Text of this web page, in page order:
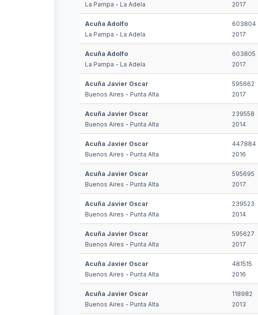
La Pampa - La Adela
2017
Acuña Adolfo
La Pampa - La Adela
603804
2017
Acuña Adolfo
La Pampa - La Adela
603805
2017
Acuña Javier Oscar
Buenos Aires - Punta Alta
595662
2017
Acuña Javier Oscar
Buenos Aires - Punta Alta
239558
2014
Acuña Javier Oscar
Buenos Aires - Punta Alta
447884
2016
Acuña Javier Oscar
Buenos Aires - Punta Alta
595695
2017
Acuña Javier Oscar
Buenos Aires - Punta Alta
239523
2014
Acuña Javier Oscar
Buenos Aires - Punta Alta
595627
2017
Acuña Javier Oscar
Buenos Aires - Punta Alta
481515
2016
Acuña Javier Oscar
Buenos Aires - Punta Alta
118982
2013